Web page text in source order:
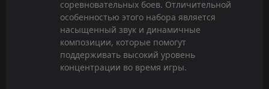
соревновательных боев. Отличительной
особенностью этого набора является
насыщенный звук и динамичные
композиции, которые помогут
поддерживать высокий уровень
концентрации во время игры.